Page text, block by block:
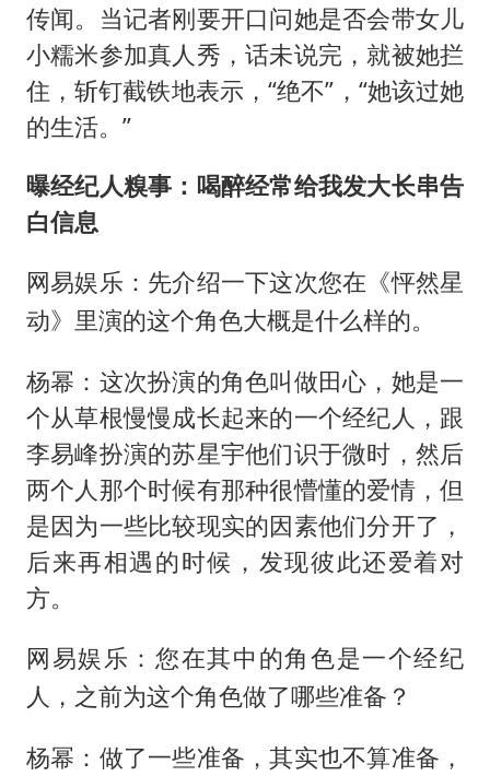
传闻。当记者刚要开口问她是否会带女儿
小糯米参加真人秀，话未说完，就被她拦
住，斩钉截铁地表示，“绝不”，“她该过她
的生活。”
曝经纪人糗事：喝醉经常给我发大长串告
白信息
网易娱乐：先介绍一下这次您在《怦然星
动》里演的这个角色大概是什么样的。
杨幂：这次扮演的角色叫做田心，她是一
个从草根慢慢成长起来的一个经纪人，跟
李易峰扮演的苏星宇他们识于微时，然后
两个人那个时候有那种很懵懂的爱情，但
是因为一些比较现实的因素他们分开了，
后来再相遇的时候，发现彼此还爱着对
方。
网易娱乐：您在其中的角色是一个经纪
人，之前为这个角色做了哪些准备？
杨幂：做了一些准备，其实也不算准备，